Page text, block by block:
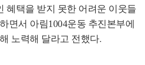
혜택을 받지 못한 어려운 이웃들
면서 아림1004운동 추진본부에
노력해 달라고 전했다.